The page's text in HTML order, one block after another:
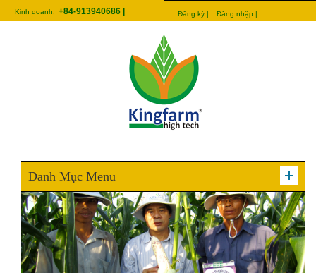
Kinh doanh: +84-913940686 | Đăng ký | Đăng nhập |
Danh Mục Menu